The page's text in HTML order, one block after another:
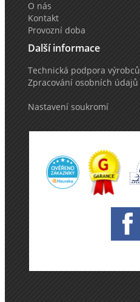
O nás
Kontakt
Provozní doba
Další informace
Technická podpora výrobců
Zpracování osobních údajů
Nastavení soukromí